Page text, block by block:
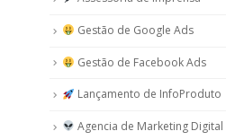
Gestão de Google Ads
Gestão de Facebook Ads
Lançamento de InfoProduto
Agencia de Marketing Digital